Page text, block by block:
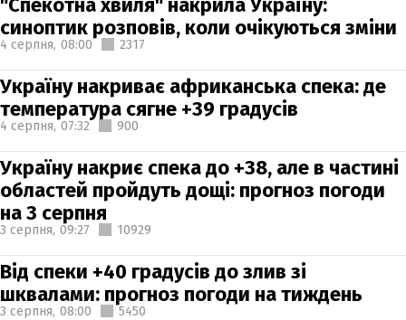
синоптик розповів, коли очікуються зміни
4 серпня, 08:00 2317
Україну накриває африканська спека: де
температура сягне +39 градусів
4 серпня, 07:32 900
Україну накриє спека до +38, але в частині
областей пройдуть дощі: прогноз погоди
на 3 серпня
3 серпня, 09:27 10929
Від спеки +40 градусів до злив зі
шквалами: прогноз погоди на тиждень
3 серпня, 08:00 5450